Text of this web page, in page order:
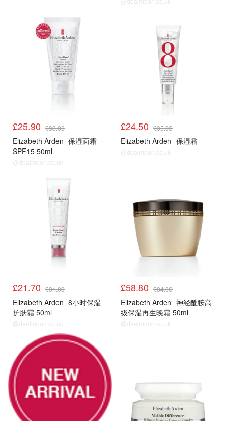
£25.90 £38.00
Elizabeth Arden 保湿面霜
SPF15 50ml
@dealmoon.co.uk
£24.50 £35.00
Elizabeth Arden 保湿霜
@dealmoon.co.uk
£21.70 £31.00
Elizabeth Arden 8小时保湿
护肤霜 50ml
@dealmoon.co.uk
£58.80 £84.00
Elizabeth Arden 神经酰胺高
级保湿再生晚霜 50ml
@dealmoon.co.uk